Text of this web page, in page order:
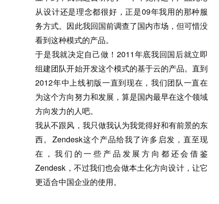
从设计还是理念都很好，正是09年我用的那种服
务方式。因此我回国前调查了国内市场，但可惜没
看到这种模式的产品。
于是我就决定自己做！2011年底我回国后就立即
组建团队开始开发这个模式的基于云的产品。直到
2012年中上线初版一直到现在，我们团队一直在
为这个方向努力和发展，算是国内最早在这个领域
方向发力的人吧。
我从不跟风，我只做我认为我觉得好和有前景的东
西。Zendesk这个产品给我了许多启发，直至现
在，我们的一些产品发展方向都还会借鉴
Zendesk，不过我们也会做本土化方向设计，让它
更适合中国企业的使用。